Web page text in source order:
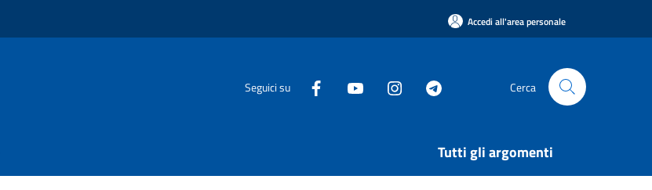
Accedi all'area personale
Seguici su Cerca
Tutti gli argomenti